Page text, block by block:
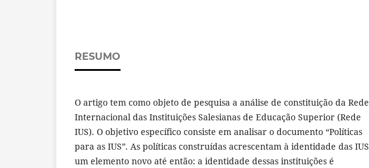
RESUMO
O artigo tem como objeto de pesquisa a análise de constituição da Rede
Internacional das Instituições Salesianas de Educação Superior (Rede
IUS). O objetivo específico consiste em analisar o documento “Políticas
para as IUS”. As políticas construídas acrescentam à identidade das IUS
um elemento novo até então: a identidade dessas instituições é